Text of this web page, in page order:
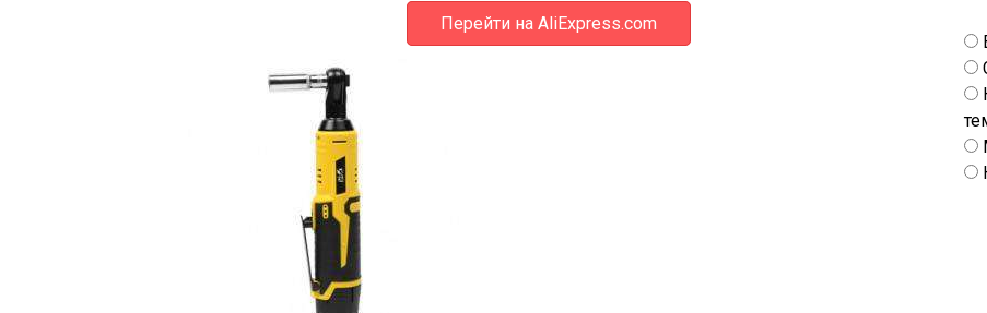
Перейти на AliExpress.com